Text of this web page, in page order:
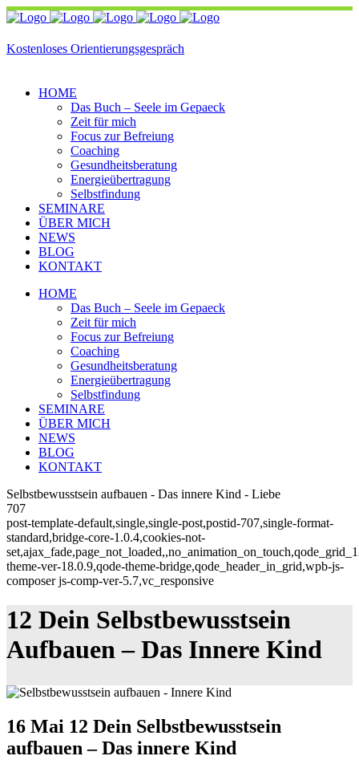
Kostenloses Orientierungsgespräch
HOME
Das Buch – Seele im Gepaeck
Zeit für mich
Focus zur Befreiung
Coaching
Gesundheitsberatung
Energieübertragung
Selbstfindung
SEMINARE
ÜBER MICH
NEWS
BLOG
KONTAKT
HOME
Das Buch – Seele im Gepaeck
Zeit für mich
Focus zur Befreiung
Coaching
Gesundheitsberatung
Energieübertragung
Selbstfindung
SEMINARE
ÜBER MICH
NEWS
BLOG
KONTAKT
Selbstbewusstsein aufbauen - Das innere Kind - Liebe
707
post-template-default,single,single-post,postid-707,single-format-
standard,bridge-core-1.0.4,cookies-not-
theme-ver-18.0.9,qode-theme-bridge,qode_header_in_grid,wpb-js-
composer js-comp-ver-5.7,vc_responsive
12 Dein Selbstbewusstsein
Aufbauen – Das Innere Kind
16 Mai 12 Dein Selbstbewusstsein
aufbauen – Das innere Kind